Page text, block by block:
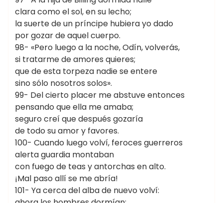
clara como el sol, en su lecho;
la suerte de un príncipe hubiera yo dado
por gozar de aquel cuerpo.
98- «Pero luego a la noche, Odín, volverás,
si tratarme de amores quieres;
que de esta torpeza nadie se entere
sino sólo nosotros solos».
99- Del cierto placer me abstuve entonces
pensando que ella me amaba;
seguro creí que después gozaría
de todo su amor y favores.
100- Cuando luego volví, feroces guerreros
alerta guardia montaban
con fuego de teas y antorchas en alto.
¡Mal paso allí se me abría!
101- Ya cerca del alba de nuevo volví: